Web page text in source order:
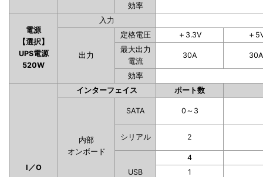
効率
電源
【選択】
UPS電源
520W
入力
出力
定格電圧 ＋3.3V
＋
最大出力
電流
30A 30A
効率
I／O
インターフェイス ポート数
内部
オンボード
SATA 0～3
シリアル 2
USB
4
1